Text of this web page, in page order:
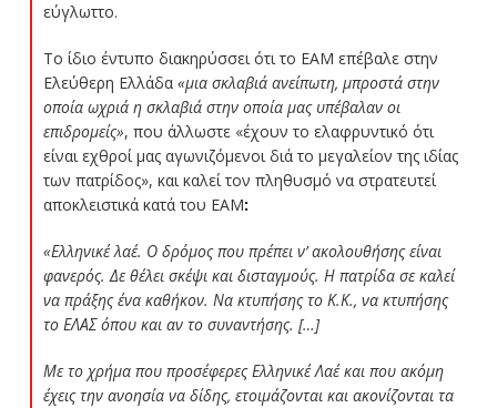
εύγλωττο.
Το ίδιο έντυπο διακηρύσσει ότι το ΕΑΜ επέβαλε στην
Ελεύθερη Ελλάδα «μια σκλαβιά ανείπωτη, μπροστά στην
οποία ωχριά η σκλαβιά στην οποία μας υπέβαλαν οι
επιδρομείς», που άλλωστε «έχουν το ελαφρυντικό ότι
είναι εχθροί μας αγωνιζόμενοι διά το μεγαλείον της ιδίας
των πατρίδος», και καλεί τον πληθυσμό να στρατευτεί
αποκλειστικά κατά του ΕΑΜ:
«Ελληνικέ λαέ. Ο δρόμος που πρέπει ν’ ακολουθήσης είναι
φανερός. Δε θέλει σκέψι και δισταγμούς. Η πατρίδα σε καλεί
να πράξης ένα καθήκον. Να κτυπήσης το Κ.Κ., να κτυπήσης
το ΕΛΑΣ όπου και αν το συναντήσης. […]
Με το χρήμα που προσέφερες Ελληνικέ Λαέ και που ακόμη
έχεις την ανοησία να δίδης, ετοιμάζονται και ακονίζονται τα